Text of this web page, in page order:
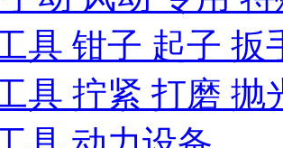
具 钳子 起子 扳
具 拧紧 打磨 抛